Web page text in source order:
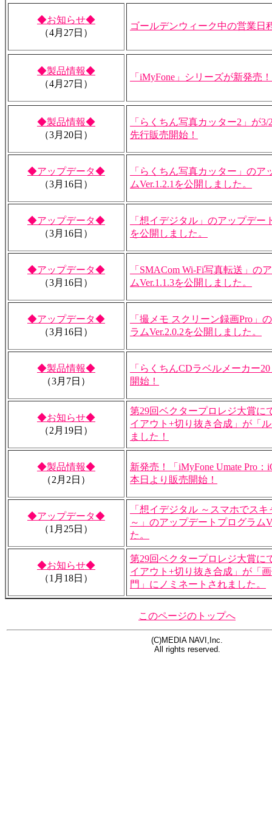
◆お知らせ◆
（4月27日）
ゴールデンウィーク中の営業日
◆製品情報◆
（4月27日）
「iMyFone」シリーズが新発売！
◆製品情報◆
（3月20日）
「らくちん写真カッター2」が
先行販売開始！
◆アップデータ◆
（3月16日）
「らくちん写真カッター」のア
ムVer.1.2.1を公開しました。
◆アップデータ◆
（3月16日）
「想イデジタル」のアップデー
を公開しました。
◆アップデータ◆
（3月16日）
「SMACom Wi-Fi写真転送」の
ムVer.1.1.3を公開しました。
◆アップデータ◆
（3月16日）
「撮メモ スクリーン録画Pro」
ラムVer.2.0.2を公開しました。
◆製品情報◆
（3月7日）
「らくちんCDラベルメーカー
開始！
◆お知らせ◆
（2月19日）
第29回ベクタープロレジ大賞に
イアウト+切り抜き合成」が「
ました！
◆製品情報◆
（2月2日）
新発売！「iMyFone Umate Pro
本日より販売開始！
◆アップデータ◆
（1月25日）
「想イデジタル ～スマホでス
～」のアップデートプログラム
た。
◆お知らせ◆
（1月18日）
第29回ベクタープロレジ大賞に
イアウト+切り抜き合成」が「
門」にノミネートされました。
このページのトップへ
(C)MEDIA NAVI,Inc.
All rights reserved.